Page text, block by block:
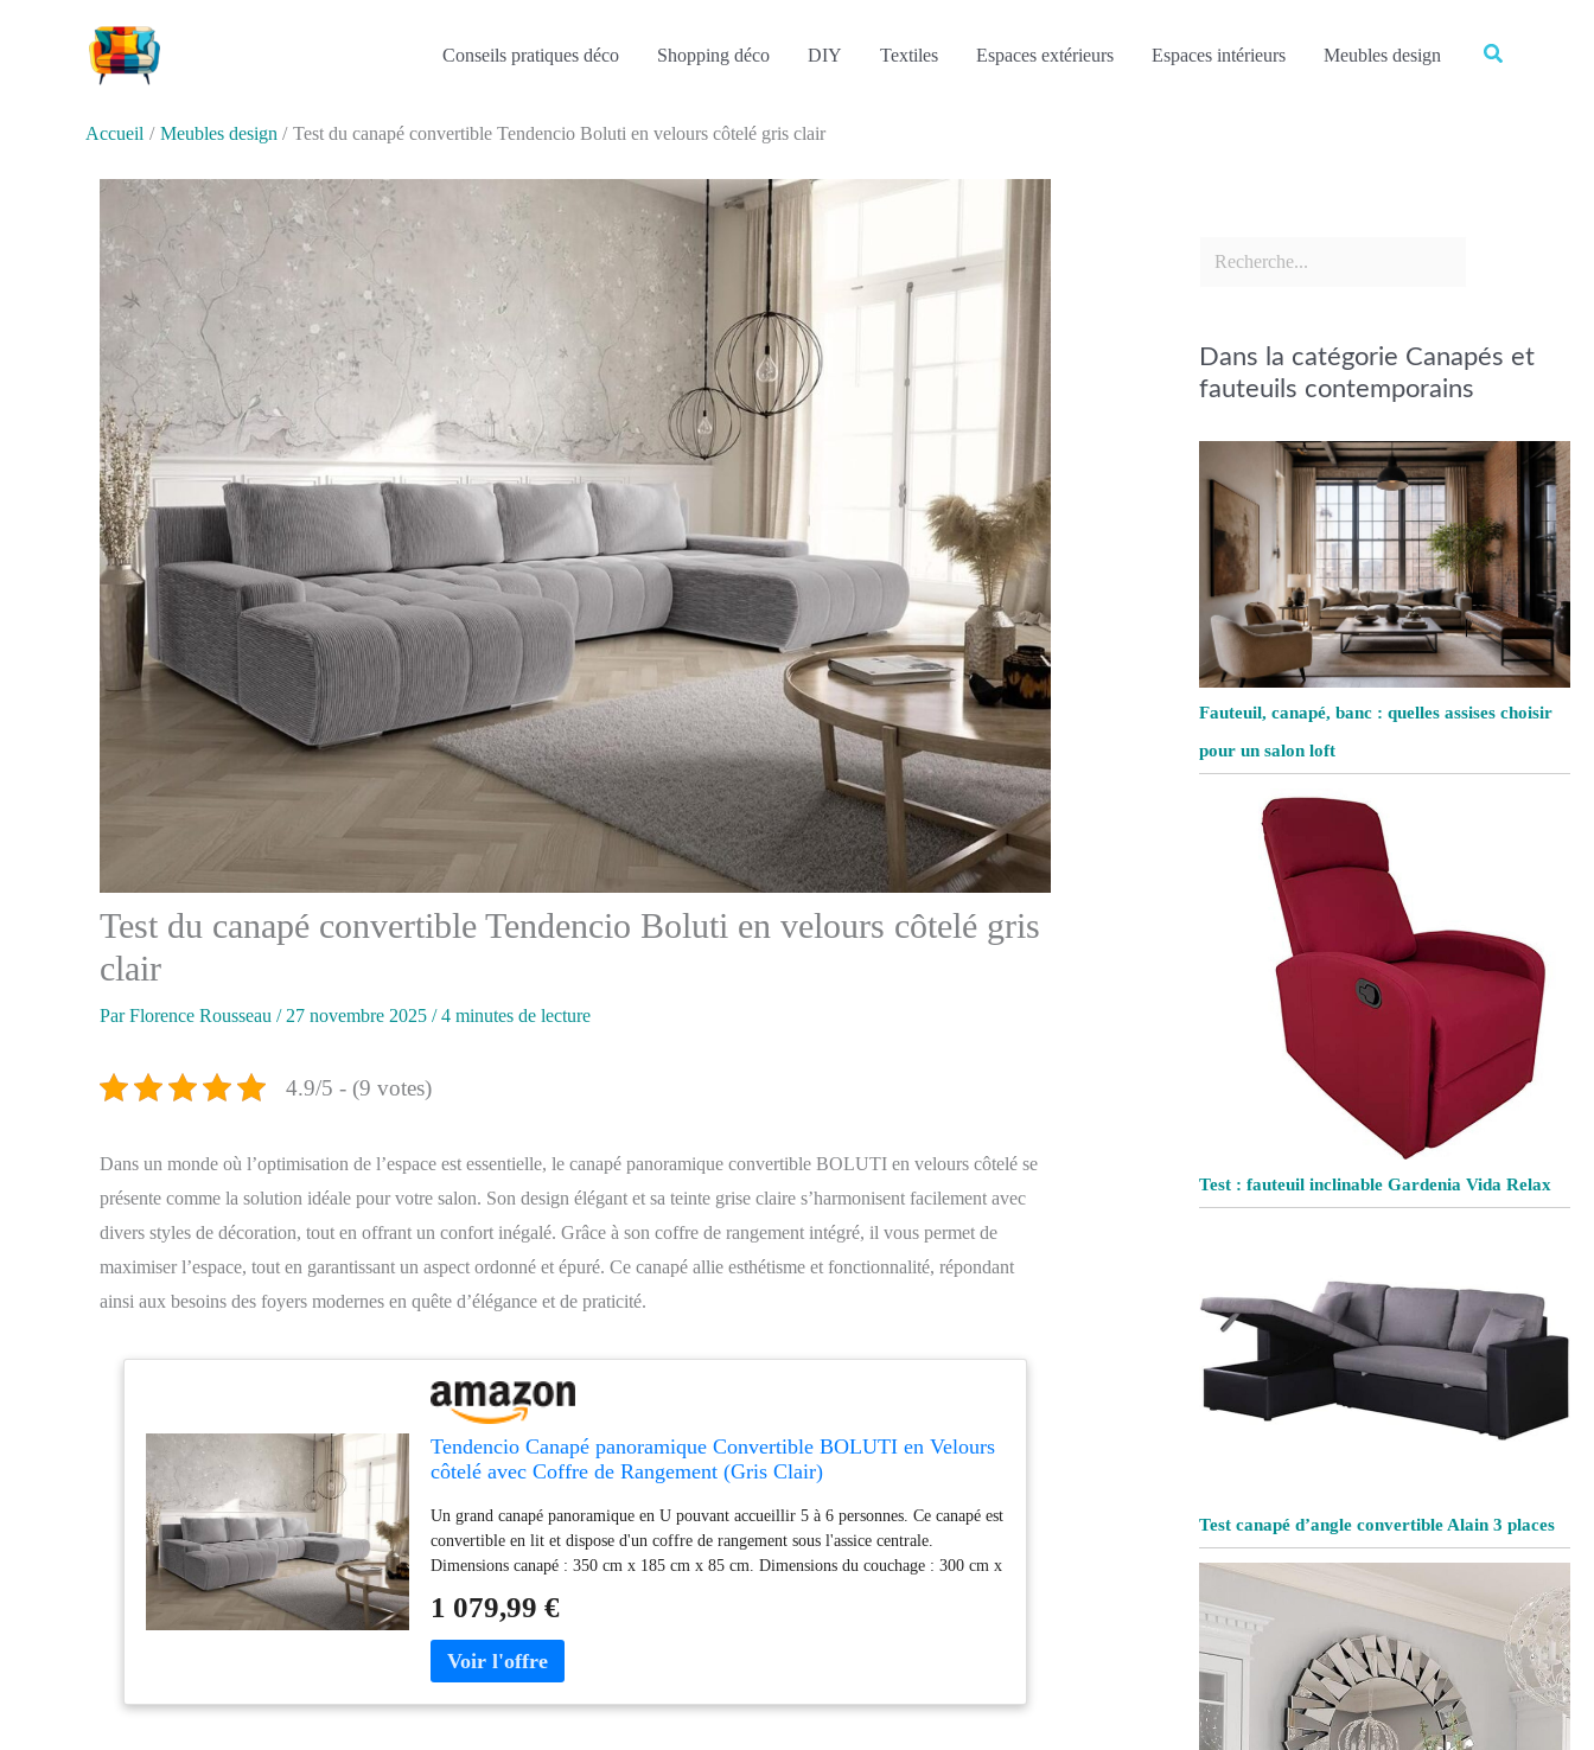
Conseils pratiques déco Shopping déco DIY Textiles Espaces extérieurs Espaces intérieurs Meubles design Rechercher
Accueil Meubles design Test du canapé convertible Tendencio Boluti en velours côtelé gris clair
Test du canapé convertible Tendencio Boluti en velours côtelé gris
clair
ParFlorence Rousseau / 27 novembre 2025 /4 minutes de lecture
4.9/5 - (9 votes)
Dans un monde où l’optimisation de l’espace est essentielle, le canapé panoramique convertible BOLUTI en velours côtelé se
présente comme la solution idéale pour votre salon. Son design élégant et sa teinte grise claire s’harmonisent facilement avec
divers styles de décoration, tout en offrant un confort inégalé. Grâce à son coffre de rangement intégré, il vous permet de
maximiser l’espace, tout en garantissant un aspect ordonné et épuré. Ce canapé allie esthétisme et fonctionnalité, répondant
ainsi aux besoins des foyers modernes en quête d’élégance et de praticité.
Tendencio Canapé panoramique Convertible BOLUTI en Velours
côtelé avec Coffre de Rangement (Gris Clair)
Un grand canapé panoramique en U pouvant accueillir 5 à 6 personnes. Ce canapé est
convertible en lit et dispose d'un coffre de rangement sous l'assice centrale.
Dimensions canapé : 350 cm x 185 cm x 85 cm. Dimensions du couchage : 300 cm x
Il est proposé en différentes couleurs. Fabrication Européenne haute qualité. Mousse
et tissu renforcés. Garantie 2 ans.
1 079,99 €
Dans la catégorie Canapés et
fauteuils contemporains
Fauteuil, canapé, banc : quelles assises choisir
pour un salon loft
Test : fauteuil inclinable Gardenia Vida Relax
Test canapé d’angle convertible Alain 3 places